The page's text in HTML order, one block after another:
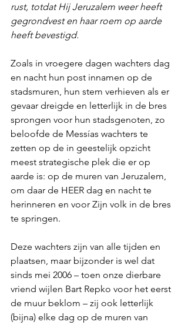
rust, totdat Hij Jeruzalem weer heeft
gegrondvest en haar roem op aarde
heeft bevestigd.
Zoals in vroegere dagen wachters dag
en nacht hun post innamen op de
stadsmuren, hun stem verhieven als er
gevaar dreigde en letterlijk in de bres
sprongen voor hun stadsgenoten, zo
beloofde de Messías wachters te
zetten op de in geestelijk opzicht
meest strategische plek die er op
aarde is: op de muren van Jeruzalem,
om daar de HEER dag en nacht te
herinneren en voor Zijn volk in de bres
te springen.
Deze wachters zijn van alle tijden en
plaatsen, maar bijzonder is wel dat
sinds mei 2006 – toen onze dierbare
vriend wijlen Bart Repko voor het eerst
de muur beklom – zij ook letterlijk
(bijna) elke dag op de muren van